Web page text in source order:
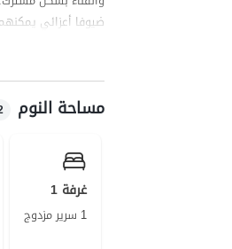
ضيوفا أعزائي يمكنهم استخدام
تتمتع بندر غاز
الكثيفة من الجنوب
** تقع الخدمة
مساحة النوم 2
غرفة 1
1 سرير مزدوج